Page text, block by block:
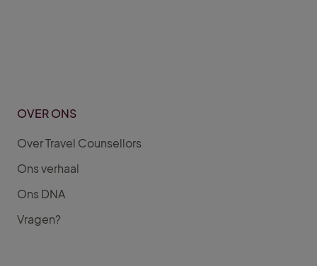
OVER ONS
Over Travel Counsellors
Ons verhaal
Ons DNA
Vragen?